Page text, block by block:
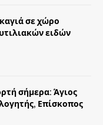
σε χώρο
ειδών
σήμερα: Άγιος
Επίσκοπος